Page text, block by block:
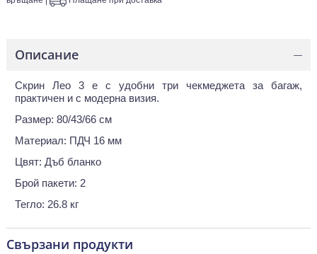
Описание —
Скрин Лео 3 е с удобни три чекмеджета за багаж,
практичен и с модерна визия.
Размер: 80/43/66 см
Материал: ПДЧ 16 мм
Цвят: Дъб бланко
Брой пакети: 2
Тегло: 26.8 кг
Свързани продукти